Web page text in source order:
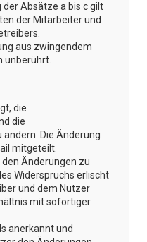
Absätze a bis c gilt
der Mitarbeiter und
aus zwingendem
unberührt.
die
die
Die Änderung
mitgeteilt.
Änderungen zu
Widerspruchs erlischt
und dem Nutzer
mit sofortiger
anerkannt und